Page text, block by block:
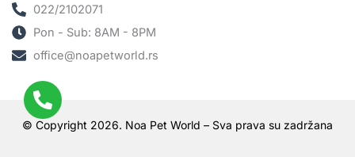
022/2102071
Pon - Sub: 8AM - 8PM
office@noapetworld.rs
© Copyright 2026. Noa Pet World – Sva prava su zadržana